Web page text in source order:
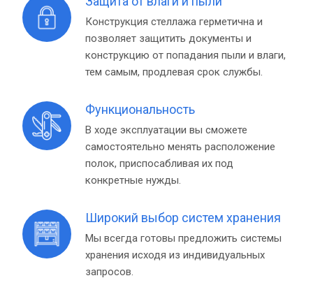
Конструкция стеллажа герметична и
позволяет защитить документы и
конструкцию от попадания пыли и влаги,
тем самым, продлевая срок службы.
Функциональность
В ходе эксплуатации вы сможете
самостоятельно менять расположение
полок, приспосабливая их под
конкретные нужды.
Широкий выбор систем хранения
Мы всегда готовы предложить системы
хранения исходя из индивидуальных
запросов.